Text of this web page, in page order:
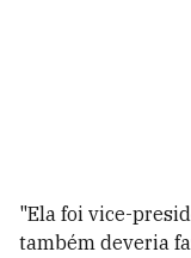
"Ela foi vice-
também deveria